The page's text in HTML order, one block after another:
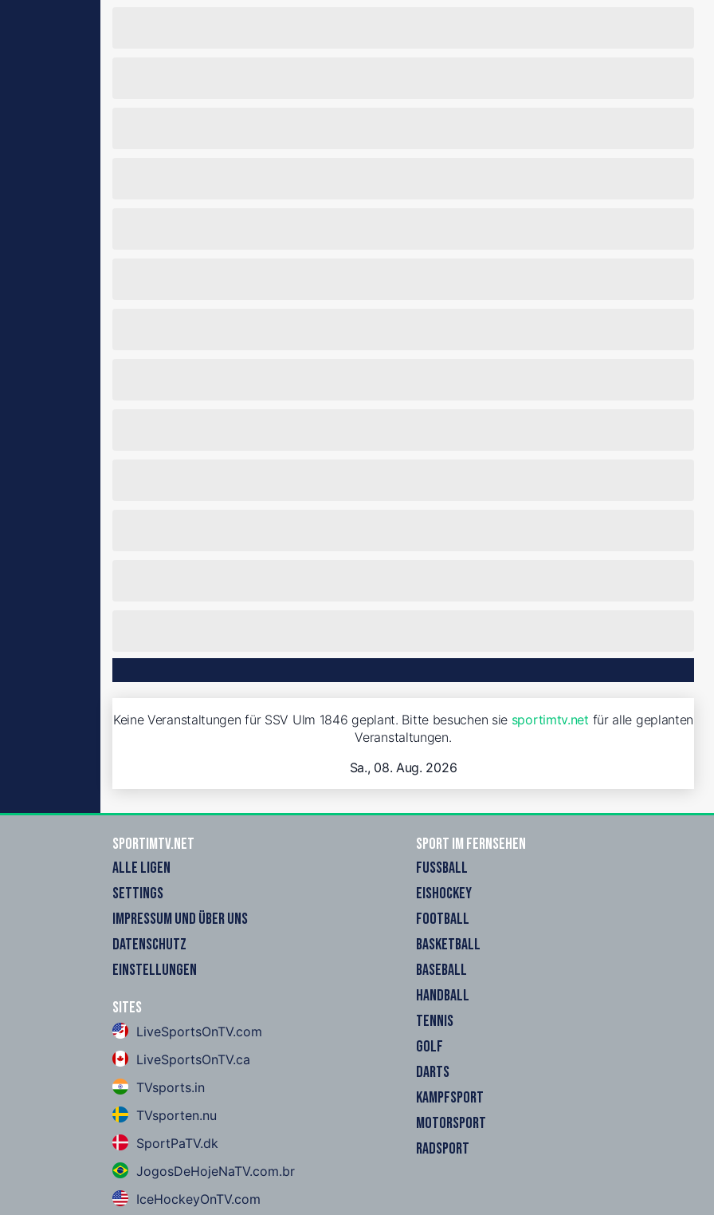
Keine Veranstaltungen für SSV Ulm 1846 geplant. Bitte besuchen sie sportimtv.net für alle geplanten
Veranstaltungen.
Sa., 08. Aug. 2026
sportimtv.net
ALLE LIGEN
SETTINGS
IMPRESSUM UND ÜBER UNS
DATENSCHUTZ
EINSTELLUNGEN
Sites
LiveSportsOnTV.com
LiveSportsOnTV.ca
TVsports.in
TVsporten.nu
SportPaTV.dk
JogosDeHojeNaTV.com.br
IceHockeyOnTV.com
Sport im Fernsehen
FUSSBALL
EISHOCKEY
FOOTBALL
BASKETBALL
BASEBALL
HANDBALL
TENNIS
GOLF
DARTS
KAMPFSPORT
MOTORSPORT
RADSPORT